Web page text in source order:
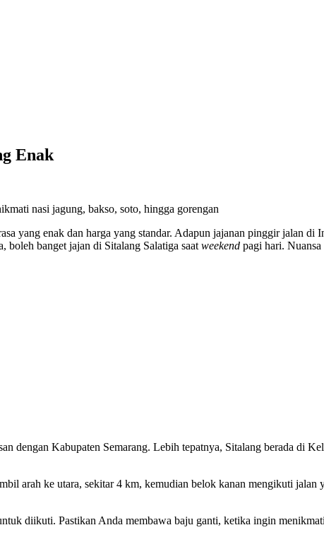
Enak
yang enak dan harga yang standar. Adapun jajanan pinggir jalan
boleh banget jajan di Sitalang Salatiga saat weekend pagi hari. Nuansa
dengan Kabupaten Semarang. Lebih tepatnya, Sitalang berada di
arah ke utara, sekitar 4 km, kemudian belok kanan mengikuti jalan
diikuti. Pastikan Anda membawa baju ganti, ketika ingin